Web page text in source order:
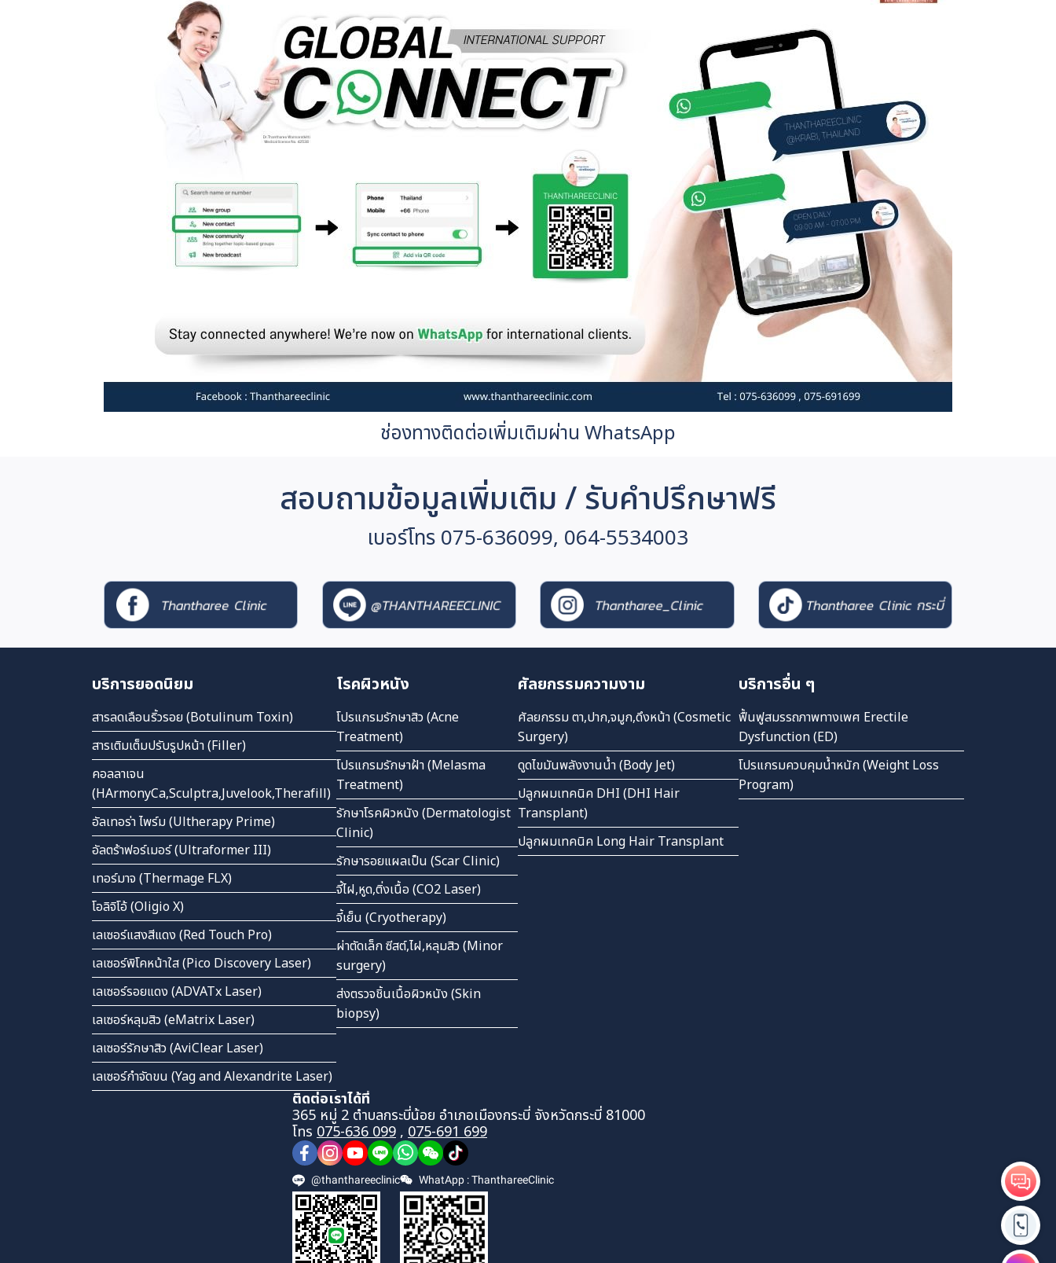
ช่องทางติดต่อเพิ่มเติมผ่าน WhatsApp
สอบถามข้อมูลเพิ่มเติม / รับคำปรึกษาฟรี
เบอร์โทร 075-636099, 064-5534003
บริการยอดนิยม
สารลดเลือนริ้วรอย (Botulinum Toxin)
สารเติมเต็มปรับรูปหน้า (Filler)
คอลลาเจน
(HArmonyCa,Sculptra,Juvelook,Therafill)
อัลเทอร่า ไพร์ม (Ultherapy Prime)
อัลตร้าฟอร์เมอร์ (Ultraformer III)
เทอร์มาจ (Thermage FLX)
โอลิจิโอ้ (Oligio X)
เลเซอร์แสงสีแดง (Red Touch Pro)
เลเซอร์พิโคหน้าใส (Pico Discovery Laser)
เลเซอร์รอยแดง (ADVATx Laser)
เลเซอร์หลุมสิว (eMatrix Laser)
เลเซอร์รักษาสิว (AviClear Laser)
เลเซอร์กำจัดขน (Yag and Alexandrite Laser)
โรคผิวหนัง
โปรแกรมรักษาสิว (Acne
Treatment)
โปรแกรมรักษาฝ้า (Melasma
Treatment)
รักษาโรคผิวหนัง (Dermatologist
Clinic)
รักษารอยแผลเป็น (Scar Clinic)
จี้ไฝ,หูด,ติ่งเนื้อ (CO2 Laser)
จี้เย็น (Cryotherapy)
ผ่าตัดเล็ก ซีสต์,ไฝ,หลุมสิว (Minor
surgery)
ส่งตรวจชิ้นเนื้อผิวหนัง (Skin
biopsy)
ศัลยกรรมความงาม
ศัลยกรรม ตา,ปาก,จมูก,ดึงหน้า (Cosmetic
Surgery)
ดูดไขมันพลังงานน้ำ (Body Jet)
ปลูกผมเทคนิค DHI (DHI Hair
Transplant)
ปลูกผมเทคนิค Long Hair Transplant
บริการอื่น ๆ
ฟื้นฟูสมรรถภาพทางเพศ Erectile
Dysfunction (ED)
โปรแกรมควบคุมน้ำหนัก (Weight Loss
Program)
ติดต่อเราได้ที่
365 หมู่ 2 ตำบลกระบี่น้อย อำเภอเมืองกระบี่ จังหวัดกระบี่ 81000
โทร 075-636 099, 075-691 699
@thanthareeclinic WhatApp : ThanthareeClinic